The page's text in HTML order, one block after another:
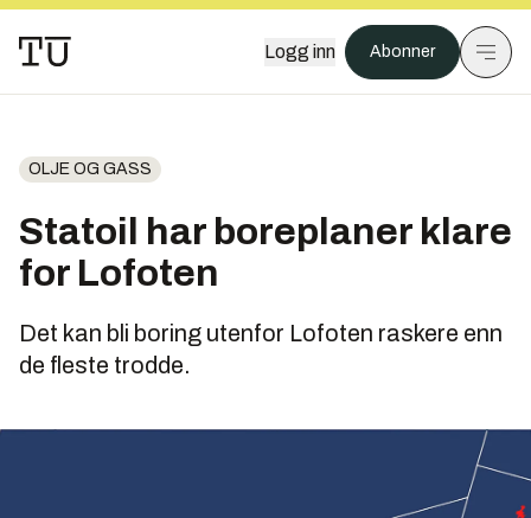
Logg inn Abonner
OLJE OG GASS
Statoil har boreplaner klare
for Lofoten
Det kan bli boring utenfor Lofoten raskere enn
de fleste trodde.